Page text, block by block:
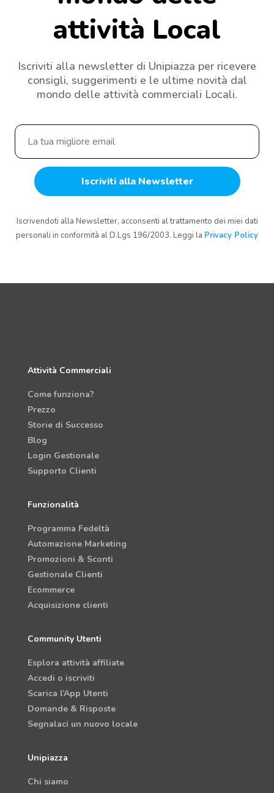
attività Local
Iscriviti alla newsletter di Unipiazza per ricevere
consigli, suggerimenti e le ultime novità dal
mondo delle attività commerciali Locali.
Iscrivendoti alla Newsletter, acconsenti al trattamento dei miei dati
personali in conformità al D.Lgs 196/2003. Leggi la Privacy Policy
Attività Commerciali
Come funziona?
Prezzo
Storie di Successo
Blog
Login Gestionale
Supporto Clienti
Funzionalità
Programma Fedeltà
Automazione Marketing
Promozioni & Sconti
Gestionale Clienti
Ecommerce
Acquisizione clienti
Community Utenti
Esplora attività affiliate
Accedi o iscriviti
Scarica l’App Utenti
Domande & Risposte
Segnalaci un nuovo locale
Unipiazza
Chi siamo